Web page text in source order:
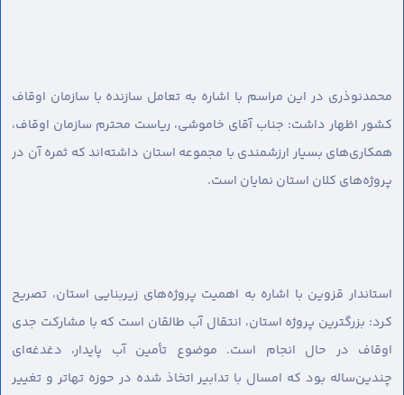
محمدنوذری در این مراسم با اشاره به تعامل سازنده با سازمان اوقاف
کشور اظهار داشت: جناب آقای خاموشی، ریاست محترم سازمان اوقاف،
همکاری‌های بسیار ارزشمندی با مجموعه استان داشته‌اند که ثمره آن در
پروژه‌های کلان استان نمایان است.
استاندار قزوین با اشاره به اهمیت پروژه‌های زیربنایی استان، تصریح
کرد: بزرگترین پروژه استان، انتقال آب طالقان است که با مشارکت جدی
اوقاف در حال انجام است. موضوع تأمین آب پایدار، دغدغه‌ای
چندین‌ساله بود که امسال با تدابیر اتخاذ شده در حوزه تهاتر و تغییر